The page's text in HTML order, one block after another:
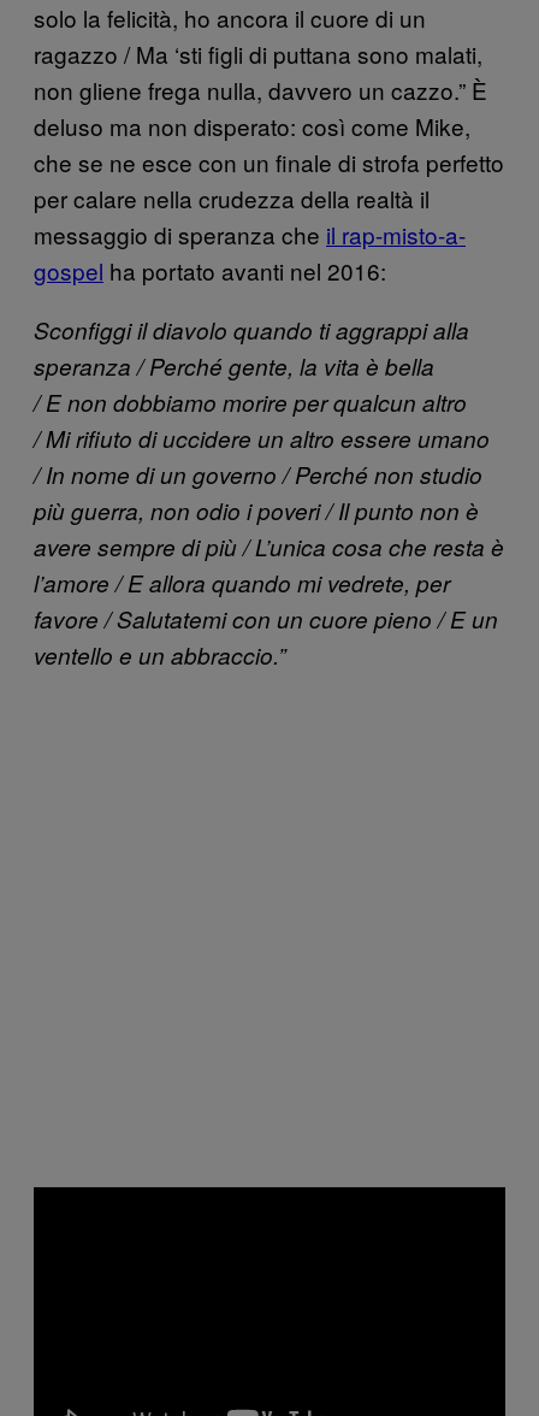
solo la felicità, ho ancora il cuore di un
ragazzo / Ma ‘sti figli di puttana sono malati,
non gliene frega nulla, davvero un cazzo.” È
deluso ma non disperato: così come Mike,
che se ne esce con un finale di strofa perfetto
per calare nella crudezza della realtà il
messaggio di speranza che il rap-misto-a-
gospel ha portato avanti nel 2016:
Sconfiggi il diavolo quando ti aggrappi alla
speranza / Perché gente, la vita è bella
/ E non dobbiamo morire per qualcun altro
/ Mi rifiuto di uccidere un altro essere umano
/ In nome di un governo / Perché non studio
più guerra, non odio i poveri / Il punto non è
avere sempre di più / L’unica cosa che resta è
l’amore / E allora quando mi vedrete, per
favore / Salutatemi con un cuore pieno / E un
ventello e un abbraccio.”